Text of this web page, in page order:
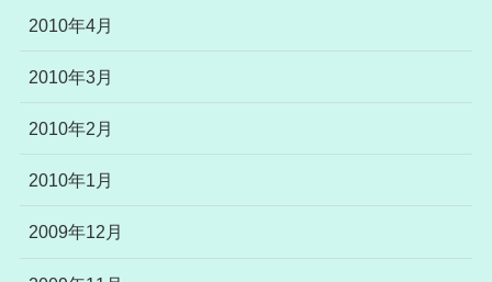
2010年4月
2010年3月
2010年2月
2010年1月
2009年12月